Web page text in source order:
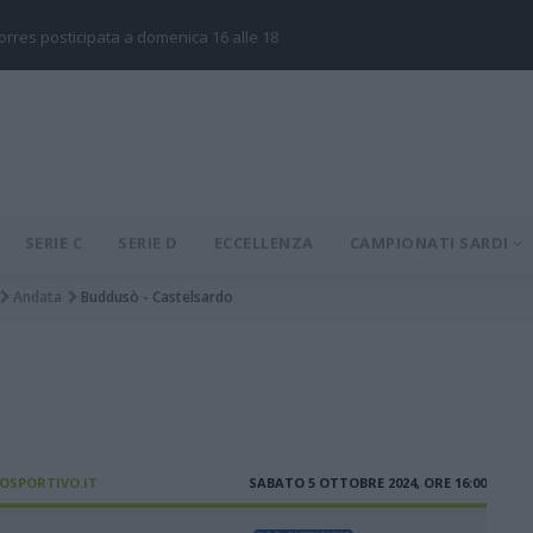
posticipata a domenica 16 alle 18
SERIE C SERIE D ECCELLENZA CAMPIONATI SARDI
Andata Buddusò - Castelsardo
SABATO 5 OTTOBRE 2024, ORE 16:00